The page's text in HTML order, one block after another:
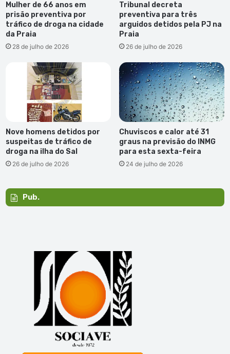
Mulher de 66 anos em
prisão preventiva por
tráfico de droga na cidade
da Praia
28 de julho de 2026
Tribunal decreta
preventiva para três
arguidos detidos pela PJ na
Praia
26 de julho de 2026
Nove homens detidos por
suspeitas de tráfico de
droga na ilha do Sal
26 de julho de 2026
Chuviscos e calor até 31
graus na previsão do INMG
para esta sexta-feira
24 de julho de 2026
Pub.